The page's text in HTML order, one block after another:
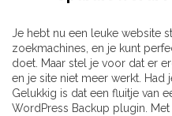
Je hebt nu een leuke website
zoekmachines, en je kunt
doet. Maar stel je voor dat er
en je site niet meer werkt. Had
Gelukkig is dat een fluitje van
WordPress Backup plugin.